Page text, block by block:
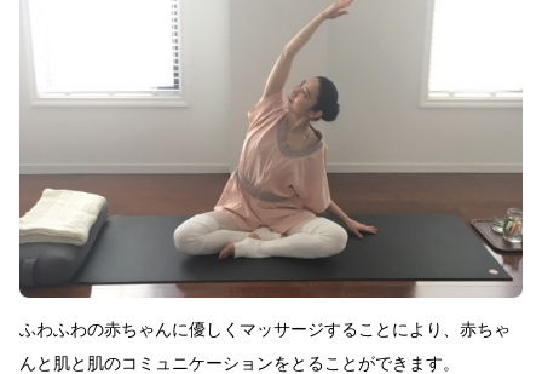
ふわふわの赤ちゃんに優しくマッサージすることにより、赤ちゃ
んと肌と肌のコミュニケーションをとることができます。